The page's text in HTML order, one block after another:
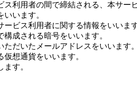
利用者の間で締結される、本サー
います。
ビス利用者に関する情報をいいます
成される暗号をいいます。
だいたメールアドレスをいいます。
想通貨をいいます。
す。